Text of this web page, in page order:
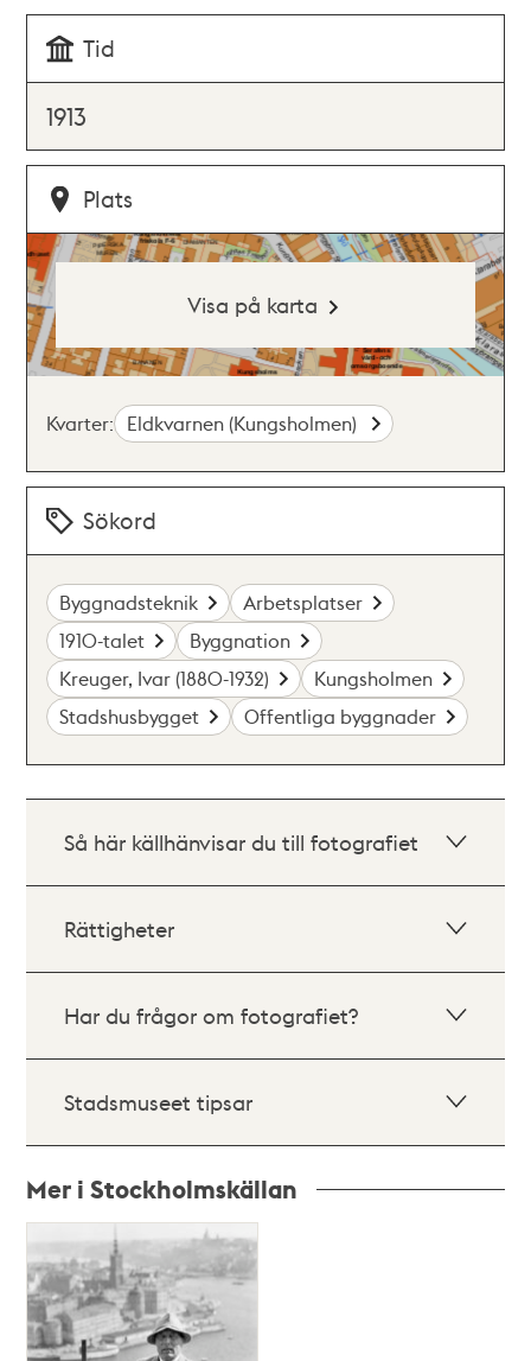
Tid
1913
Plats
Visa på karta
Kvarter: Eldkvarnen (Kungsholmen)
Sökord
Byggnadsteknik
Arbetsplatser
1910-talet
Byggnation
Kreuger, Ivar (1880-1932)
Kungsholmen
Stadshusbygget
Offentliga byggnader
Så här källhänvisar du till fotografiet
Rättigheter
Har du frågor om fotografiet?
Stadsmuseet tipsar
Mer i Stockholmskällan
Relaterade
poster
och
teman